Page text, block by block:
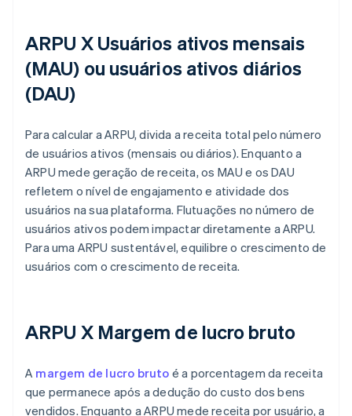
ARPU X Usuários ativos mensais
(MAU) ou usuários ativos diários
(DAU)
Para calcular a ARPU, divida a receita total pelo número
de usuários ativos (mensais ou diários). Enquanto a
ARPU mede geração de receita, os MAU e os DAU
refletem o nível de engajamento e atividade dos
usuários na sua plataforma. Flutuações no número de
usuários ativos podem impactar diretamente a ARPU.
Para uma ARPU sustentável, equilibre o crescimento de
usuários com o crescimento de receita.
ARPU X Margem de lucro bruto
A margem de lucro bruto é a porcentagem da receita
que permanece após a dedução do custo dos bens
vendidos. Enquanto a ARPU mede receita por usuário, a